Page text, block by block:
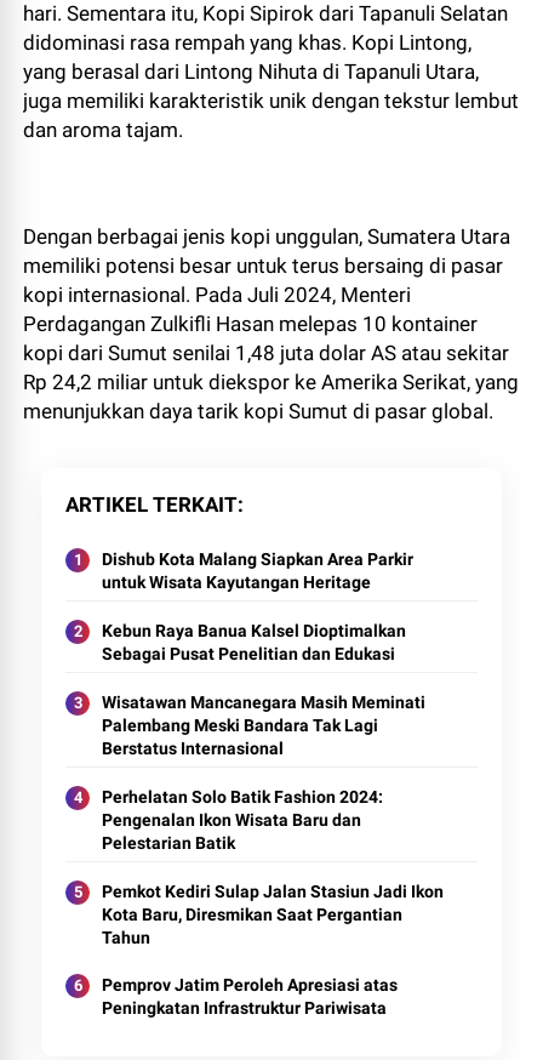
hari. Sementara itu, Kopi Sipirok dari Tapanuli Selatan
didominasi rasa rempah yang khas. Kopi Lintong,
yang berasal dari Lintong Nihuta di Tapanuli Utara,
juga memiliki karakteristik unik dengan tekstur lembut
dan aroma tajam.
Dengan berbagai jenis kopi unggulan, Sumatera Utara
memiliki potensi besar untuk terus bersaing di pasar
kopi internasional. Pada Juli 2024, Menteri
Perdagangan Zulkifli Hasan melepas 10 kontainer
kopi dari Sumut senilai 1,48 juta dolar AS atau sekitar
Rp 24,2 miliar untuk diekspor ke Amerika Serikat, yang
menunjukkan daya tarik kopi Sumut di pasar global.
ARTIKEL TERKAIT
Dishub Kota Malang Siapkan Area Parkir
untuk Wisata Kayutangan Heritage
Kebun Raya Banua Kalsel Dioptimalkan
Sebagai Pusat Penelitian dan Edukasi
Wisatawan Mancanegara Masih Meminati
Palembang Meski Bandara Tak Lagi
Berstatus Internasional
Perhelatan Solo Batik Fashion 2024:
Pengenalan Ikon Wisata Baru dan
Pelestarian Batik
Pemkot Kediri Sulap Jalan Stasiun Jadi Ikon
Kota Baru, Diresmikan Saat Pergantian
Tahun
Pemprov Jatim Peroleh Apresiasi atas
Peningkatan Infrastruktur Pariwisata